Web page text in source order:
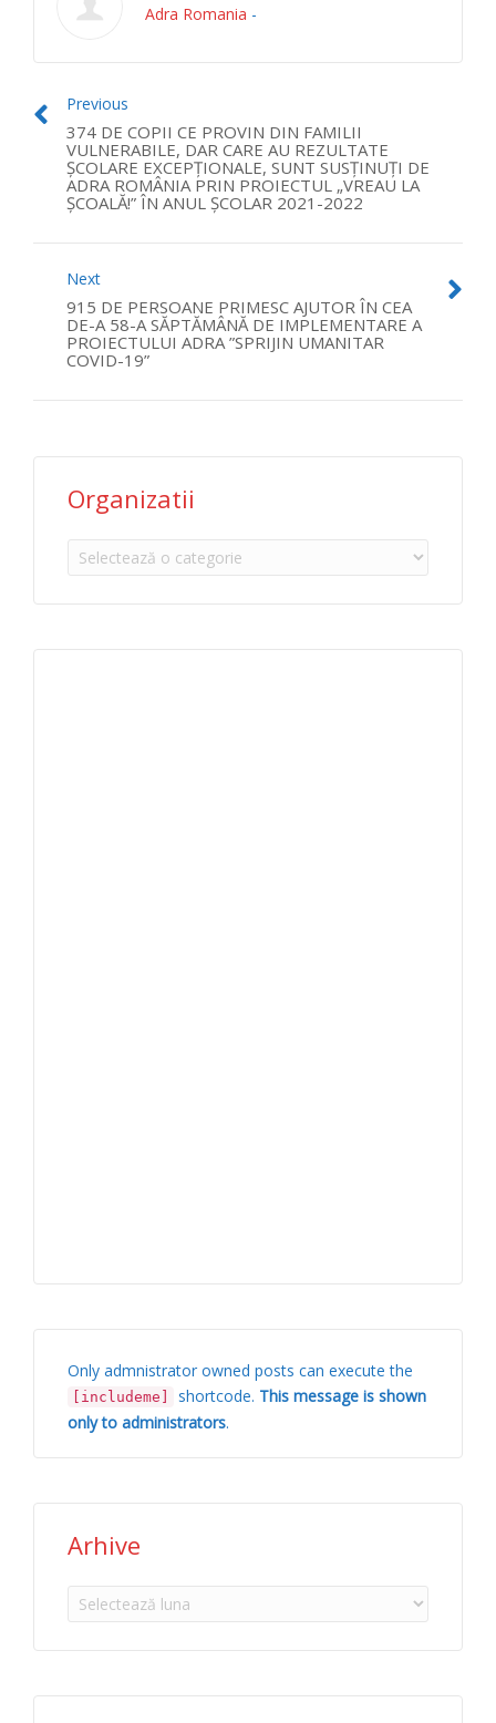
Adra Romania -
Previous
374 DE COPII CE PROVIN DIN FAMILII
VULNERABILE, DAR CARE AU REZULTATE
ȘCOLARE EXCEPȚIONALE, SUNT SUSȚINUȚI DE
ADRA ROMÂNIA PRIN PROIECTUL „VREAU LA
ȘCOALĂ!” ÎN ANUL ȘCOLAR 2021-2022
Next
915 DE PERSOANE PRIMESC AJUTOR ÎN CEA
DE-A 58-A SĂPTĂMÂNĂ DE IMPLEMENTARE A
PROIECTULUI ADRA ”SPRIJIN UMANITAR
COVID-19”
Organizatii
Organizatii
Only admnistrator owned posts can execute the
[includeme] shortcode. This message is shown
only to administrators.
Arhive
Arhive